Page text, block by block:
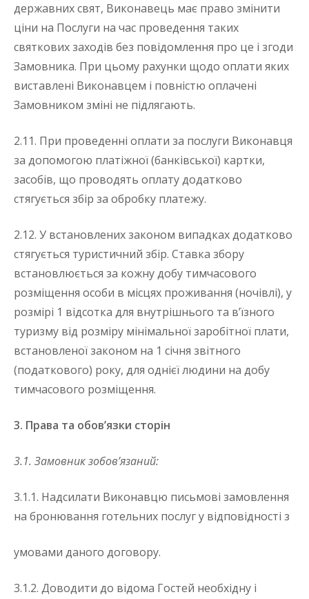
державних свят, Виконавець має право змінити
ціни на Послуги на час проведення таких
святкових заходів без повідомлення про це і згоди
Замовника. При цьому рахунки щодо оплати яких
виставлені Виконавцем і повністю оплачені
Замовником зміні не підлягають.
2.11. При проведенні оплати за послуги Виконавця
за допомогою платіжної (банківської) картки,
засобів, що проводять оплату додатково
стягується збір за обробку платежу.
2.12. У встановлених законом випадках додатково
стягується туристичний збір. Ставка збору
встановлюється за кожну добу тимчасового
розміщення особи в місцях проживання (ночівлі), у
розмірі 1 відсотка для внутрішнього та в’їзного
туризму від розміру мінімальної заробітної плати,
встановленої законом на 1 січня звітного
(податкового) року, для однієї людини на добу
тимчасового розміщення.
3. Права та обов’язки сторін
3.1. Замовник зобов’язаний:
3.1.1. Надсилати Виконавцю письмові замовлення
на бронювання готельних послуг у відповідності з
умовами даного договору.
3.1.2. Доводити до відома Гостей необхідну і